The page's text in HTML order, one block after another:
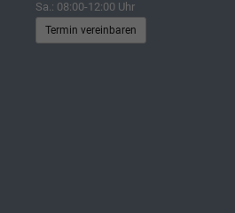
Sa.: 08:00-12:00 Uhr
Termin vereinbaren